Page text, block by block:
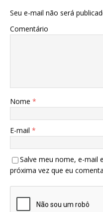
Seu e-mail não será
Comentário
Nome *
E-mail *
Salve meu nome, e-mail
próxima vez que eu